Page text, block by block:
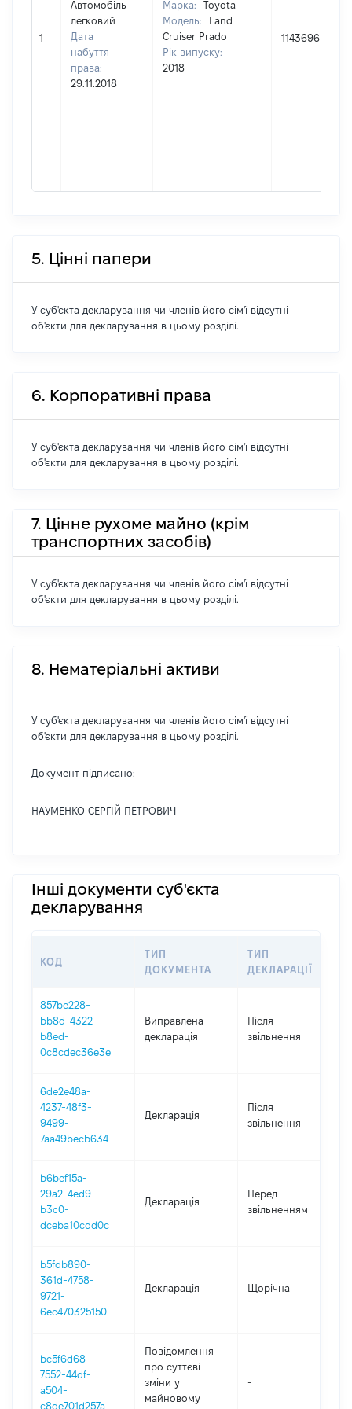
1
Автомобіль
легковий
Дата
набуття
права:
29.11.2018
Марка:
Toyota
Модель:
Land
Cruiser Prado
Рік випуску:
2018
1143696
5. Цінні папери
У суб'єкта декларування чи членів його сім'ї відсутні
об'єкти для декларування в цьому розділі.
6. Корпоративні права
У суб'єкта декларування чи членів його сім'ї відсутні
об'єкти для декларування в цьому розділі.
7. Цінне рухоме майно (крім
транспортних засобів)
У суб'єкта декларування чи членів його сім'ї відсутні
об'єкти для декларування в цьому розділі.
8. Нематеріальні активи
У суб'єкта декларування чи членів його сім'ї відсутні
об'єкти для декларування в цьому розділі.
Документ підписано:
НАУМЕНКО СЕРГІЙ ПЕТРОВИЧ
Інші документи суб'єкта
декларування
КОД
ТИП
ДОКУМЕНТА
ТИП
ДЕКЛАРАЦІЇ
857be228-
bb8d-4322-
b8ed-
0c8cdec36e3e
Виправлена
декларація
Після
звільнення
6de2e48a-
4237-48f3-
9499-
7aa49becb634
Декларація
Після
звільнення
b6bef15a-
29a2-4ed9-
b3c0-
dceba10cdd0c
Декларація
Перед
звільненням
b5fdb890-
361d-4758-
9721-
6ec470325150
Декларація Щорічна
bc5f6d68-
7552-44df-
a504-
c8de701d257a
Повідомлення
про суттєві
зміни y
майновому
-